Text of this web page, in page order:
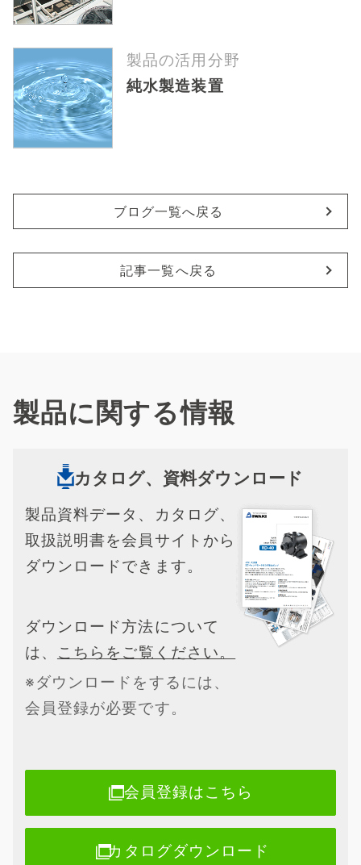
製品の活用分野
純水製造装置
ブログ一覧へ戻る
記事一覧へ戻る
製品に関する情報
カタログ、資料ダウンロード
製品資料データ、カタログ、
取扱説明書を会員サイトから
ダウンロードできます。
ダウンロード方法について
は、 こちらをご覧ください。
※ダウンロードをするには、
会員登録が必要です。
会員登録はこちら
カタログダウンロード